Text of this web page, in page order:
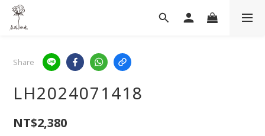
Share
LH2024071418
NT$2,380